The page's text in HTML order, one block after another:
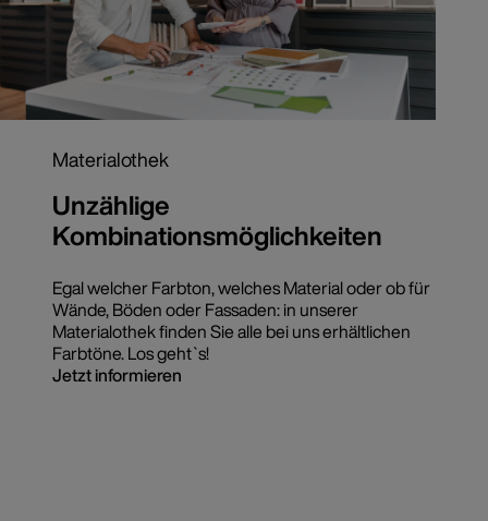
Materialothek
Unzählige
Kombinationsmöglichkeiten
Egal welcher Farbton, welches Material oder ob für
Wände, Böden oder Fassaden: in unserer
Materialothek finden Sie alle bei uns erhältlichen
Farbtöne. Los geht`s!
Jetzt informieren